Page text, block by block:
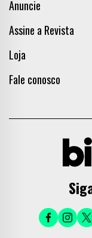
Anuncie
Assine a Revista
Loja
Fale conosco